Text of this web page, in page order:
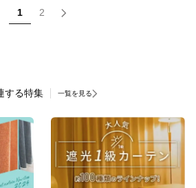
1 2
する特集 一覧を見る